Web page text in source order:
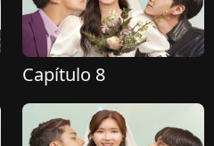
Capítulo 8